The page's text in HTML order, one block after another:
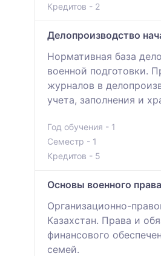
Кредитов - 2
Делопроизводство
Нормативная база
военной подготовки.
журналов в
учета, заполнения и
Год обучения - 1
Семестр - 1
Кредитов - 5
Основы военного права
Организационно-
Казахстан. Права и
финансового
семей.